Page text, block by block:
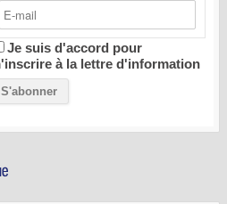
Je suis d'accord pour
à la lettre d'information